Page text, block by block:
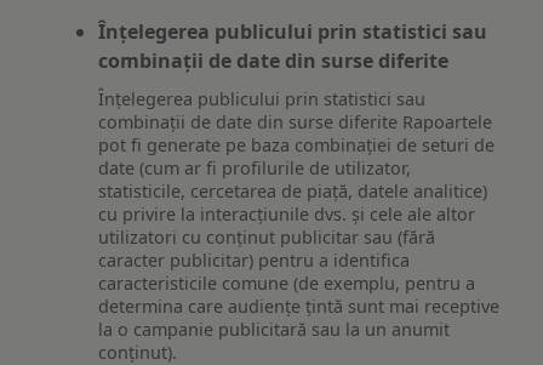
Înțelegerea publicului prin statistici sau
combinații de date din surse diferite
Înțelegerea publicului prin statistici sau
combinații de date din surse diferite Rapoartele
pot fi generate pe baza combinației de seturi de
date (cum ar fi profilurile de utilizator,
statisticile, cercetarea de piață, datele analitice)
cu privire la interacțiunile dvs. și cele ale altor
utilizatori cu conținut publicitar sau (fără
caracter publicitar) pentru a identifica
caracteristicile comune (de exemplu, pentru a
determina care audiențe țintă sunt mai receptive
la o campanie publicitară sau la un anumit
conținut).